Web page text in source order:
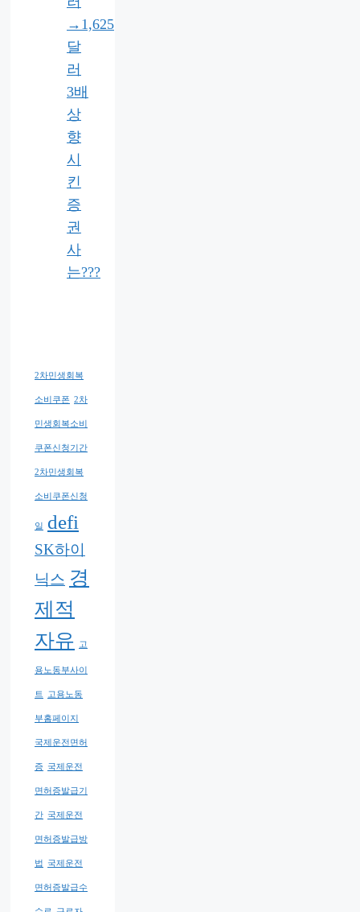
→1,625
달
러
3배
상
향
시
킨
증
권
사
는???
2차민생회복
소비쿠폰 2차
민생회복소비
쿠폰신청기간
2차민생회복
소비쿠폰신청
일 defi
SK하이
닉스 경
제적
자유
고
용노동부사이
트 고용노동
부홈페이지
국제운전면허
증 국제운전
면허증발급기
간 국제운전
면허증발급방
법 국제운전
면허증발급수